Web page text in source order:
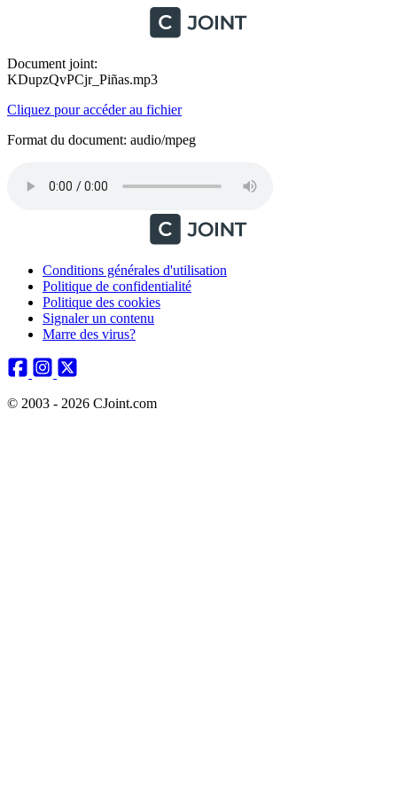
Document joint:
KDupzQvPCjr_Piñas.mp3
Cliquez pour accéder au fichier
Format du document: audio/mpeg
Conditions générales d'utilisation
Politique de confidentialité
Politique des cookies
Signaler un contenu
Marre des virus?
© 2003 - 2026 CJoint.com